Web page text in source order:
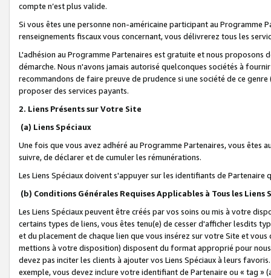
compte n’est plus valide.
Si vous êtes une personne non-américaine participant au
renseignements fiscaux vous concernant, vous délivrerez tous les
L'adhésion au Programme Partenaires est gratuite et nous proposons
démarche. Nous n'avons jamais autorisé quelconques sociétés à
recommandons de faire preuve de prudence si une société de ce
proposer des services payants.
2. Liens Présents sur Votre Site
(a) Liens Spéciaux
Une fois que vous avez adhéré au Programme Partenaires, vous êtes
suivre, de déclarer et de cumuler les rémunérations.
Les Liens Spéciaux doivent s'appuyer sur les identifiants de Partenaire
(b) Conditions Générales Requises Applicables à Tous les Liens
Les Liens Spéciaux peuvent être créés par vos soins ou mis à votre
certains types de liens, vous êtes tenu(e) de cesser d'afficher lesdits
et du placement de chaque lien que vous insérez sur votre Site et
mettions à votre disposition) disposent du format approprié pour
devez pas inciter les clients à ajouter vos Liens Spéciaux à leurs
exemple, vous devez inclure votre identifiant de Partenaire ou « tag